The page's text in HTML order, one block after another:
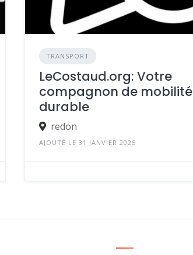
TRANSPORT
LeCostaud.org: Votre
compagnon de mobilité
durable
redon
AJOUTÉ LE 31 JANVIER 2025